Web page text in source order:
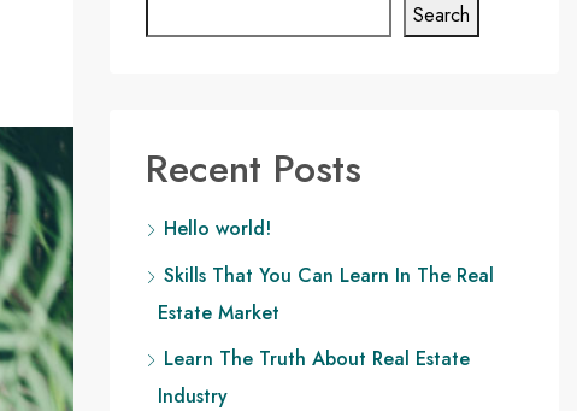
Search
Recent Posts
Hello world!
Skills That You Can Learn In The Real
Estate Market
Learn The Truth About Real Estate
Industry